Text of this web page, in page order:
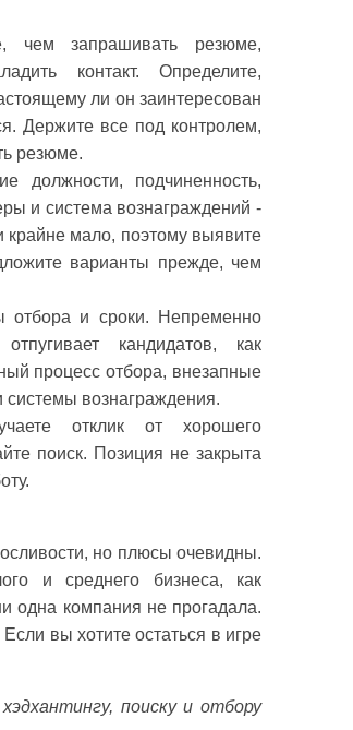
чем запрашивать резюме,
контакт. Определите,
ли он заинтересован
Держите все под контролем,
резюме.
должности, подчиненность,
и система вознаграждений -
крайне мало, поэтому выявите
варианты прежде, чем
отбора и сроки. Непременно
кандидатов, как
процесс отбора, внезапные
вознаграждения.
отклик от хорошего
поиск. Позиция не закрыта
но плюсы очевидны.
и среднего бизнеса, как
одна компания не прогадала.
вы хотите остаться в игре
поиску и отбору